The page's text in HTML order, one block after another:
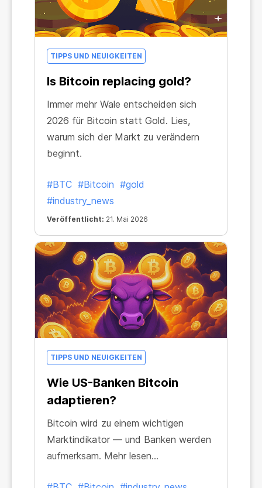
TIPPS UND NEUIGKEITEN
Is Bitcoin replacing gold?
Immer mehr Wale entscheiden sich
2026 für Bitcoin statt Gold. Lies,
warum sich der Markt zu verändern
beginnt.
#BTC #Bitcoin #gold
#industry_news
Veröffentlicht: 21. Mai 2026
TIPPS UND NEUIGKEITEN
Wie US-Banken Bitcoin
adaptieren?
Bitcoin wird zu einem wichtigen
Marktindikator — und Banken werden
aufmerksam. Mehr lesen...